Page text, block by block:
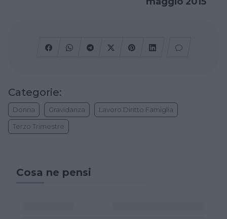
Categorie:
Donna Gravidanza Lavoro Diritto Famiglia
Terzo Trimestre
Cosa ne pensi